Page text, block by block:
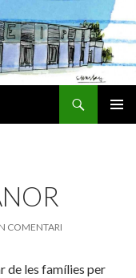
COMENTARI
de les famílies per